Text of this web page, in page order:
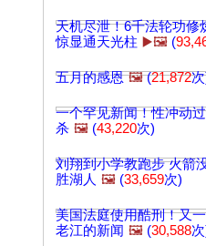
天机尽泄！6千法轮功修
惊显通天光柱 ▶️🖼️ (
五月的感恩 🖼️(21,872
一个罕见新闻！性冲动
杀 🖼️ (43,220次)
刘翔到小学教跑步 火箭
胜湖人 🖼️ (33,659次)
美国法庭使用酷刑！又
老江的新闻 🖼️ (30,588